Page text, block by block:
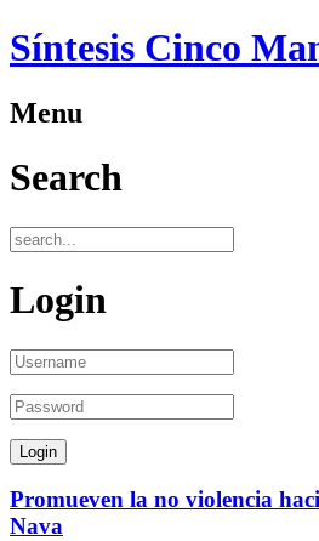
Síntesis Cinco
Menu
Search
Login
Promueven la no violencia
Nava